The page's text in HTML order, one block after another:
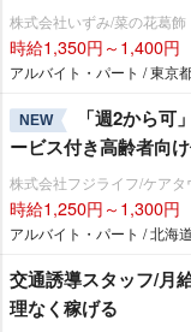
株式会社いずみ/菜の花葛飾
時給1,350円～1,400円
アルバイト・パート / 東京
NEW
「週2から
ービス付き高齢者向
株式会社フジライフ/ケア
時給1,250円～1,300円
アルバイト・パート / 北海道
交通誘導スタッフ/月
理なく稼げる